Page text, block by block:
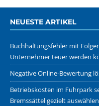
NEUESTE ARTIKEL
Buchhaltungsfehler mit
Unternehmer teuer werden
Negative Online-Bewertung
Betriebskosten im Fuhrpark
Bremssättel gezielt auswählen